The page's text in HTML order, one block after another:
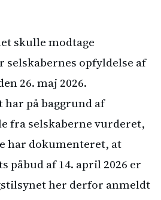
skulle modtage
opfyldelse af
26. maj 2026.
på baggrund af
fra selskaberne vurderet,
har dokumenteret, at
påbud af 14. april 2026 er
her derfor anmeldt